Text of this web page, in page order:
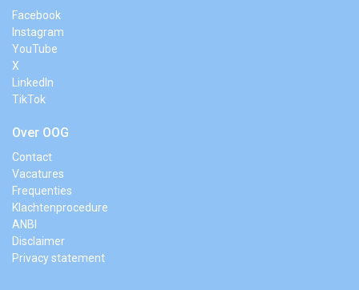
Facebook
Instagram
YouTube
X
LinkedIn
TikTok
Over OOG
Contact
Vacatures
Frequenties
Klachtenprocedure
ANBI
Disclaimer
Privacy statement